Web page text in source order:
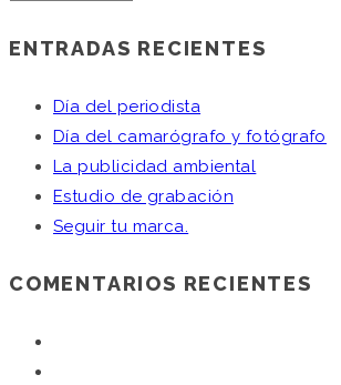
ENTRADAS RECIENTES
Día del periodista
Día del camarógrafo y fotógrafo
La publicidad ambiental
Estudio de grabación
Seguir tu marca.
COMENTARIOS RECIENTES